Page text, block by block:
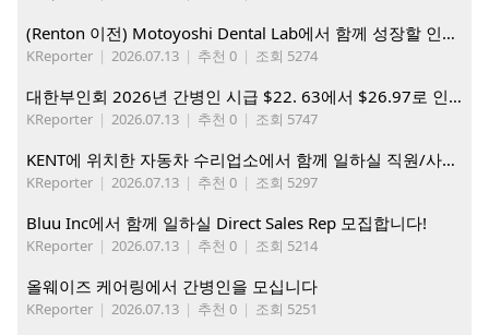
(Renton 이전) Motoyoshi Dental Lab에서 함께 성장할 인재를 모십니다.
KReporter | 2026.07.13 | 추천 0 | 조회 5274
대한부인회 2026년 간병인 시급 $22. 63에서 $26.97로 인상. 지금 간병인들을 모집합니다
KReporter | 2026.07.13 | 추천 0 | 조회 5747
KENT에 위치한 자동차 수리업소에서 함께 일하실 직원/사무직원 구합니다.
KReporter | 2026.07.13 | 추천 0 | 조회 5297
Bluu Inc에서 함께 일하실 Direct Sales Rep 모집합니다!
KReporter | 2026.07.13 | 추천 0 | 조회 5214
올웨이즈 케어링에서 간병인을 모십니다
KReporter | 2026.07.13 | 추천 0 | 조회 5251